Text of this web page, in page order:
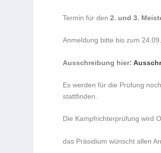
Termin für den2. und 3.
Anmeldung bitte bis zum
Ausschreibung hier:
Es werden für die Prüfung
stattfinden.
Die Kampfrichterprüfung wird
das Präsidium wünscht allen